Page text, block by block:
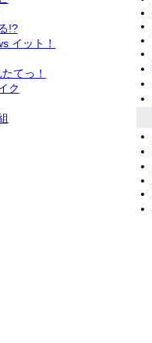
!?
イット！
てっ！
ク